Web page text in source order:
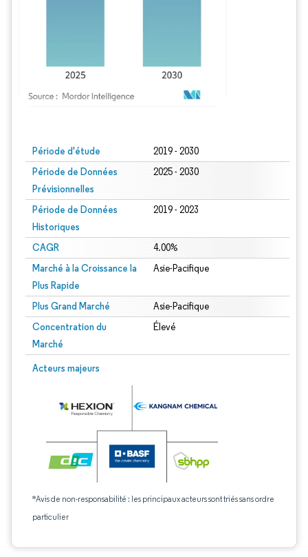
Période d'étude 2019 - 2030
Période de Données
Prévisionnelles
2025 - 2030
Période de Données
Historiques
2019 - 2023
CAGR 4.00%
Marché à la Croissance la
Plus Rapide
Asie-Pacifique
Plus Grand Marché Asie-Pacifique
Concentration du
Marché
Élevé
Acteurs majeurs
*Avis de non-responsabilité : les principaux acteurs sont triés sans ordre
particulier